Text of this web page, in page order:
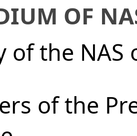
OF
of the NAS
of the